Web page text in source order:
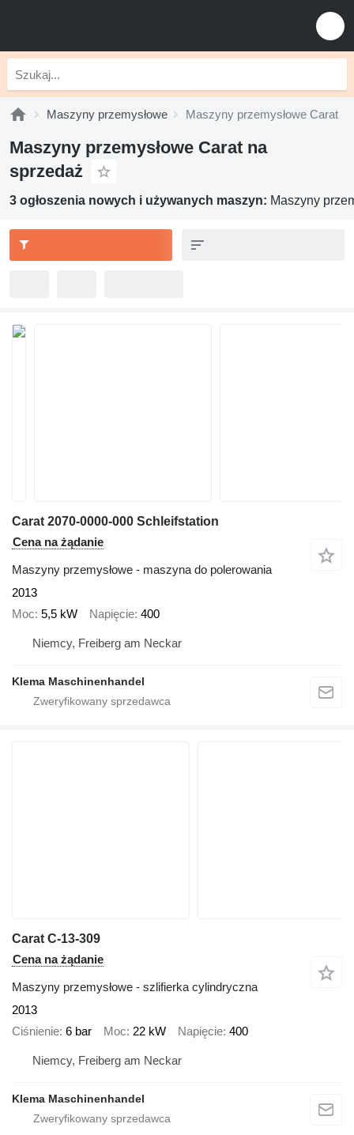
Maszyny przemysłowe Maszyny przemysłowe Carat
Maszyny przemysłowe Carat na
sprzedaż
3 ogłoszenia nowych i używanych maszyn: Maszyny
Carat 2070-0000-000 Schleifstation
Cena na żądanie
Maszyny przemysłowe - maszyna do polerowania
2013
Moc 5,5 kW Napięcie 400
Niemcy, Freiberg am Neckar
Klema Maschinenhandel
Carat C-13-309
Cena na żądanie
Maszyny przemysłowe - szlifierka cylindryczna
2013
Ciśnienie 6 bar Moc 22 kW Napięcie 400
Niemcy, Freiberg am Neckar
Klema Maschinenhandel